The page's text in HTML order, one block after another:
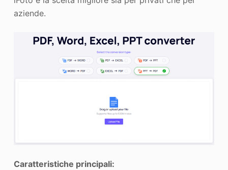
aziende.
Caratteristiche principali: